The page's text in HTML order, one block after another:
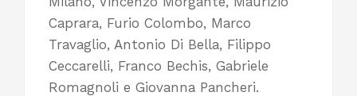
Caprara, Furio Colombo, Marco
Travaglio, Antonio Di Bella, Filippo
Ceccarelli, Franco Bechis, Gabriele
Romagnoli e Giovanna Pancheri.